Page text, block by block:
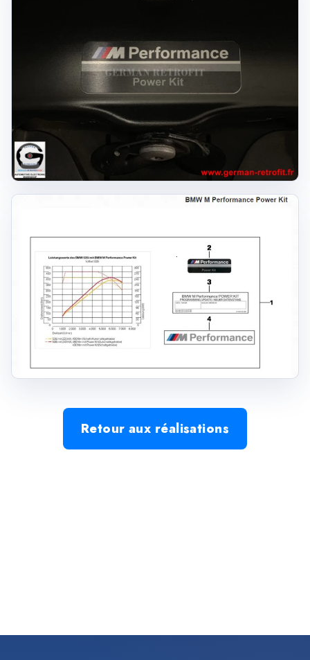
Retour aux réalisations